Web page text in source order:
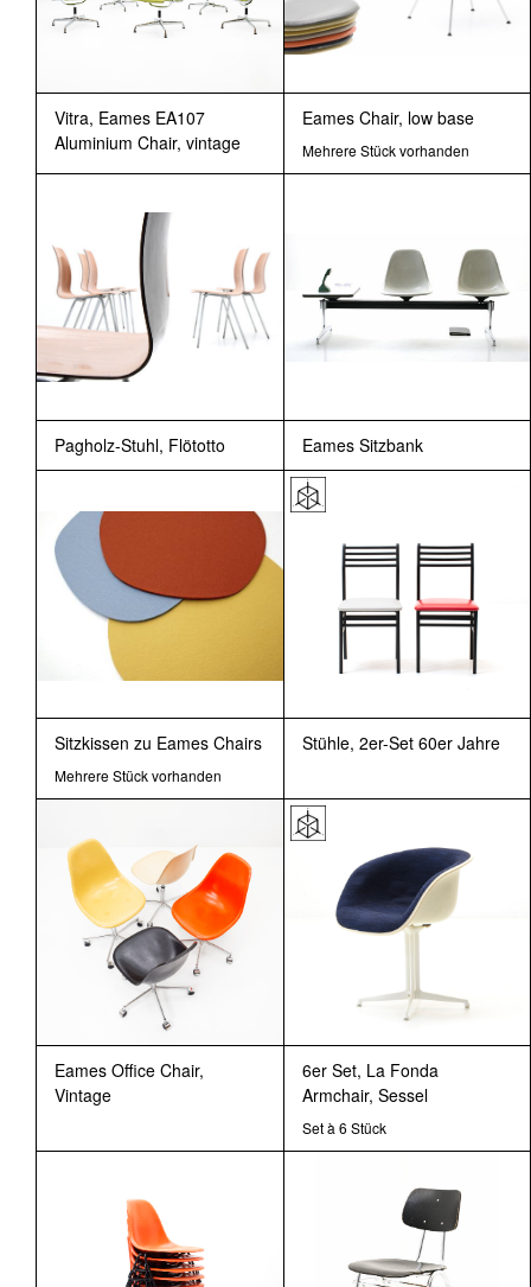
Vitra, Eames EA107
Aluminium Chair, vintage
Eames Chair, low base
Mehrere Stück vorhanden
Pagholz-Stuhl, Flötotto Eames Sitzbank
Sitzkissen zu Eames Chairs
Mehrere Stück vorhanden
Stühle, 2er-Set 60er Jahre
Eames Office Chair,
Vintage
6er Set, La Fonda
Armchair, Sessel
Set à 6 Stück